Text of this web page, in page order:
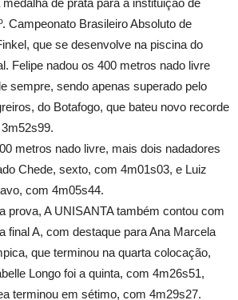
de prata para a instituição de
Campeonato Brasileiro Absoluto de
que se desenvolve na piscina do
Felipe nadou os 400 metros nado livre
sempre, sendo apenas superado pelo
do Botafogo, que bateu novo recorde
metros nado livre, mais dois nadadores
Chede, sexto, com 4m01s03, e Luiz
com 4m05s44.
prova, A UNISANTA também contou com
final A, com destaque para Ana Marcela
que terminou na quarta colocação,
Longo foi a quinta, com 4m26s51,
terminou em sétimo, com 4m29s27.